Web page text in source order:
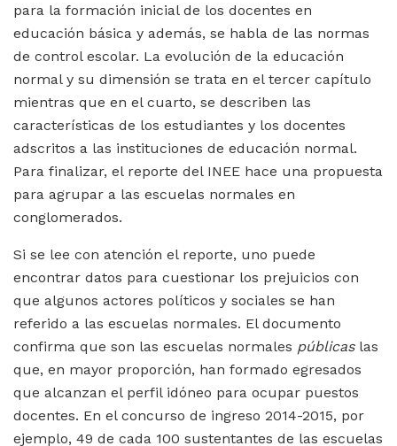
para la formación inicial de los docentes en
educación básica y además, se habla de las normas
de control escolar. La evolución de la educación
normal y su dimensión se trata en el tercer capítulo
mientras que en el cuarto, se describen las
características de los estudiantes y los docentes
adscritos a las instituciones de educación normal.
Para finalizar, el reporte del INEE hace una propuesta
para agrupar a las escuelas normales en
conglomerados.
Si se lee con atención el reporte, uno puede
encontrar datos para cuestionar los prejuicios con
que algunos actores políticos y sociales se han
referido a las escuelas normales. El documento
confirma que son las escuelas normales públicas las
que, en mayor proporción, han formado egresados
que alcanzan el perfil idóneo para ocupar puestos
docentes. En el concurso de ingreso 2014-2015, por
ejemplo, 49 de cada 100 sustentantes de las escuelas